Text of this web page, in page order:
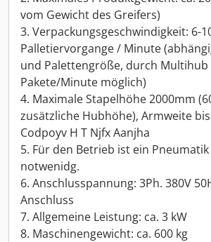
vom Gewicht des Greifers)
3. Verpackungsgeschwindigkeit: 6-
Palletiervorgange / Minute
und Palettengröße, durch Multihub
Pakete/Minute möglich)
4. Maximale Stapelhöhe 2000mm
zusätzliche Hubhöhe), Armweite
Codpoyv H T Njfx Aanjha
5. Für den Betrieb ist ein
notwenidg.
6. Anschlusspannung: 3Ph. 380V
Anschluss
7. Allgemeine Leistung: ca. 3 kW
8. Maschinengewicht: ca. 600 kg